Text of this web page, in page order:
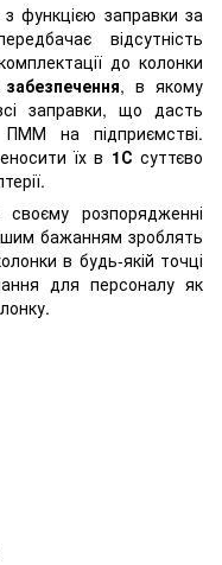
функцією заправки за
відсутність
до колонки
, в якому
заправки, що дасть
на підприємстві.
їх в 1С суттєво
розпорядженні
бажанням зроблять
в будь-якій точці
для персоналу як